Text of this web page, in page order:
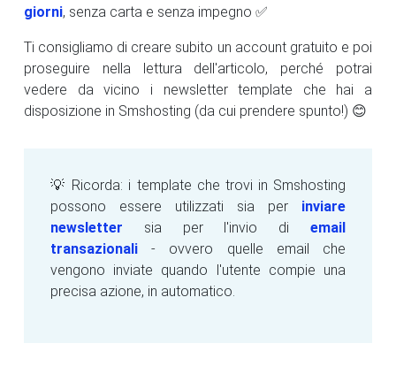
giorni, senza carta e senza impegno ✅
Ti consigliamo di creare subito un account gratuito e poi
proseguire nella lettura dell'articolo, perché potrai
vedere da vicino i newsletter template che hai a
disposizione in Smshosting (da cui prendere spunto!) 😊
💡 Ricorda: i template che trovi in Smshosting
possono essere utilizzati sia per inviare
newsletter sia per l'invio di email
transazionali - ovvero quelle email che
vengono inviate quando l'utente compie una
precisa azione, in automatico.